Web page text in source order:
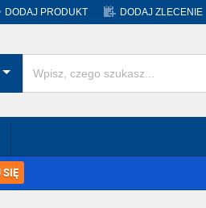
DODAJ PRODUKT DODAJ ZLECENIE
SIĘ